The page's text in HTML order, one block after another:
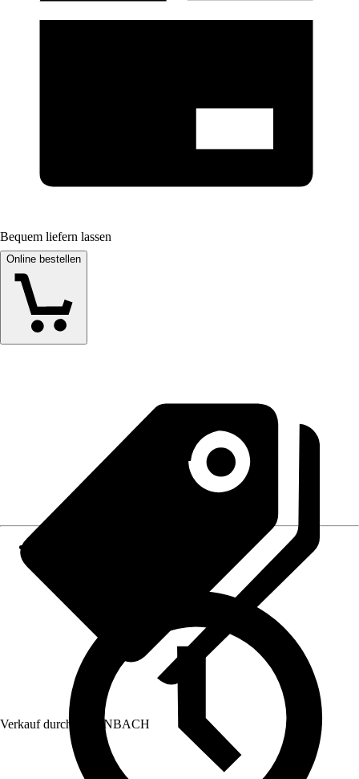
Bequem liefern lassen
Online bestellen
Verkauf durch: HORNBACH